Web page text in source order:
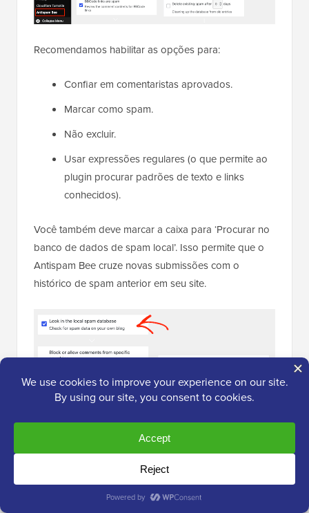
Recomendamos habilitar as opções para:
Confiar em comentaristas aprovados.
Marcar como spam.
Não excluir.
Usar expressões regulares (o que permite ao
plugin procurar padrões de texto e links
conhecidos).
Você também deve marcar a caixa para ‘Procurar no
banco de dados de spam local’. Isso permite que o
Antispam Bee cruze novas submissões com o
histórico de spam anterior em seu site.
Em ‘Avançado’, você pode configurar o Antispam Bee
para excluir spam existente após um número definido
de dias, o que mantém seu banco de dados
organizado sem nenhum esforço manual.